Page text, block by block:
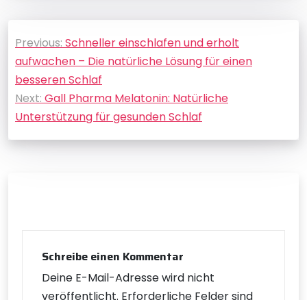
Beitragsnavigation
Previous: Schneller einschlafen und erholt
aufwachen – Die natürliche Lösung für einen
besseren Schlaf
Next: Gall Pharma Melatonin: Natürliche
Unterstützung für gesunden Schlaf
Schreibe einen Kommentar
Deine E-Mail-Adresse wird nicht
veröffentlicht. Erforderliche Felder sind